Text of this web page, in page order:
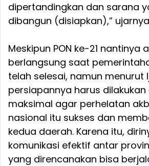
dipertandingkan dan sarana
dibangun (disiapkan),”
Meskipun PON ke-21 nantinya
berlangsung saat
telah selesai, namun menurut
persiapannya harus dilakukan
maksimal agar perhelatan
nasional itu sukses dan
kedua daerah. Karena itu,
komunikasi efektif antar
yang direncanakan bisa